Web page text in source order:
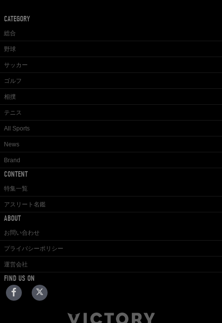
CATEGORY
総合
野球
サッカー
ゴルフ
相撲
テニス
All Sports
News
Brand
CONTENT
特集一覧
アスリート名鑑
ABOUT
お問い合わせ
プライバシーポリシー
運営会社
FIND US ON